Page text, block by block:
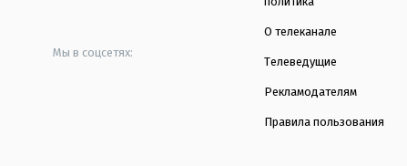
Мы в соцсетях:
О телеканале
Телеведущие
Рекламодателям
Правила пользования